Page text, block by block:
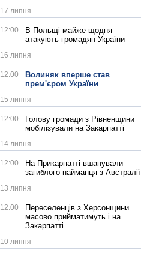
17 липня
12:00
В Польщі майже щодня
атакують громадян України
16 липня
12:00
Волиняк вперше став
прем'єром України
15 липня
12:00
Голову громади з Рівненщини
мобілізували на Закарпатті
14 липня
12:00
На Прикарпатті вшанували
загиблого найманця з Австралії
13 липня
12:00
Переселенців з Херсонщини
масово прийматимуть і на
Закарпатті
10 липня